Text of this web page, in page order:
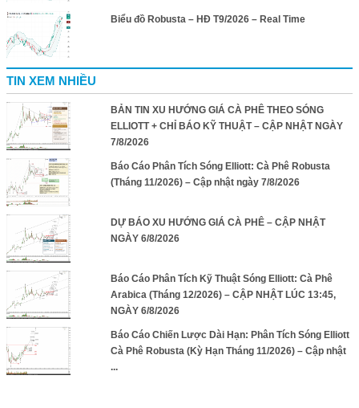
Biểu đồ Robusta – HĐ T9/2026 – Real Time
TIN XEM NHIỀU
BẢN TIN XU HƯỚNG GIÁ CÀ PHÊ THEO SÓNG
ELLIOTT + CHỈ BÁO KỸ THUẬT – CẬP NHẬT NGÀY
7/8/2026
Báo Cáo Phân Tích Sóng Elliott: Cà Phê Robusta
(Tháng 11/2026) – Cập nhật ngày 7/8/2026
DỰ BÁO XU HƯỚNG GIÁ CÀ PHÊ – CẬP NHẬT
NGÀY 6/8/2026
Báo Cáo Phân Tích Kỹ Thuật Sóng Elliott: Cà Phê
Arabica (Tháng 12/2026) – CẬP NHẬT LÚC 13:45,
NGÀY 6/8/2026
Báo Cáo Chiến Lược Dài Hạn: Phân Tích Sóng Elliott
Cà Phê Robusta (Kỳ Hạn Tháng 11/2026) – Cập nhật
...